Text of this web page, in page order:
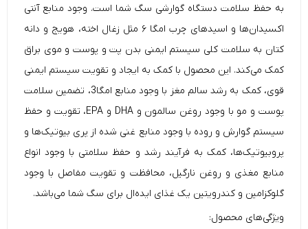
به حفظ سلامت دستگاه گوارشی سگ شما است. وجود منابع آنتی
اکسیدان‌ها و اسید‌های چرب امگا ۶ مثل زغال اخته، هویج و دانه
کتان به سلامت کلی سیستم ایمنی بدن پت و پوست و موی براق
کمک می‌کند. این محصول با کمک به ایجاد و تقویت سیستم ایمنی
قوی، کمک به رشد سالم مغز با وجود منابع امگا3، تضمین سلامت
پوست و مو با وجود روغن سالمون و DHA و EPA، تقویت و حفظ
سیستم گوارش و روده با وجود منابع غنی شده از پری بیوتیک‌ها و
پروبیوتیک‌ها، کمک به فرآیند رشد و حفظ سلامتی با وجود انواع
منابع مغذی و روغن نارگیل، محافظت و تقویت مفاصل با وجود
گلوکزامین و کندرویتین یک غذای ایده‌ال برای سگ شما می‌باشد.
ویژگی‌های محصول: